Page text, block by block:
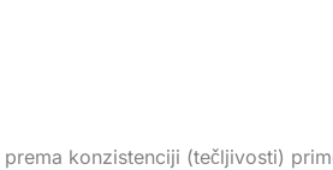
konzistenciji (tečljivosti)